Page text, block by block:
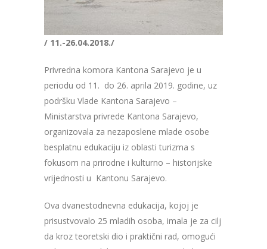
/ 11.-26.04.2018./
Privredna komora Kantona Sarajevo je u
periodu od 11. do 26. aprila 2019. godine, uz
podršku Vlade Kantona Sarajevo –
Ministarstva privrede Kantona Sarajevo,
organizovala za nezaposlene mlade osobe
besplatnu edukaciju iz oblasti turizma s
fokusom na prirodne i kulturno – historijske
vrijednosti u Kantonu Sarajevo.
Ova dvanestodnevna edukacija, kojoj je
prisustvovalo 25 mladih osoba, imala je za cilj
da kroz teoretski dio i praktični rad, omogući